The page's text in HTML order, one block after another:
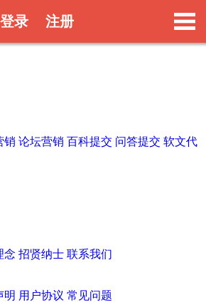
登录 注册
销 论坛营销 百科提交 问答提交 软文代
念 招贤纳士 联系我们
明 用户协议 常见问题